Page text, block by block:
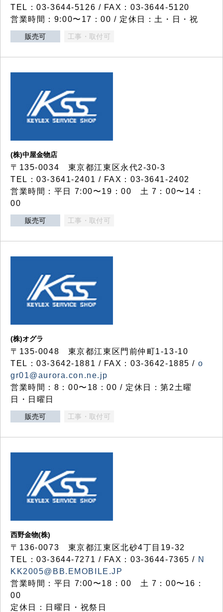
TEL：03-3644-5126 / FAX：03-3644-5120
営業時間：9:00〜17：00 / 定休日：土・日・祝
販売可 工事・取付可
(株)中屋金物店
〒135-0034 東京都江東区永代2-30-3
TEL：03-3641-2401 / FAX：03-3641-2402
営業時間：平日 7:00〜19：00 土 7：00〜14：
00
販売可 工事・取付可
(株)オグラ
〒135-0048 東京都江東区門前仲町1-13-10
TEL：03-3642-1881 / FAX：03-3642-1885 / o
gr01@aurora.con.ne.jp
営業時間：8：00〜18：00 / 定休日：第2土曜
日・日曜日
販売可 工事・取付可
西野金物(株)
〒136-0073 東京都江東区北砂4丁目19-32
TEL：03‐3644‐7271 / FAX：03-3644-7365 / N
KK2005@BB.EMOBILE.JP
営業時間：平日 7:00〜18：00 土 7：00〜16：
00
定休日：日曜日・祝祭日